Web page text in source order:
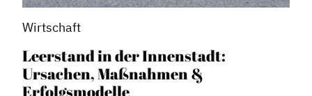
Wirtschaft
Leerstand in der Innenstadt:
Ursachen, Maßnahmen &
Erfolgsmodelle